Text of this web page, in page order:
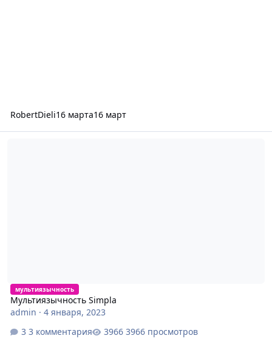
RobertDieli16 марта16 март
мультиязычность
Мультиязычность Simpla
admin · 4 января, 2023
3 комментария
3966 просмотров